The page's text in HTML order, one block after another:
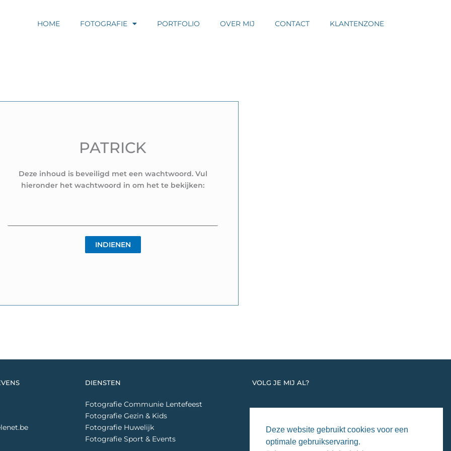
HOME FOTOGRAFIE PORTFOLIO OVER MIJ CONTACT KLANTENZONE
PATRICK
Deze inhoud is beveiligd met een wachtwoord. Vul
hieronder het wachtwoord in om het te bekijken:
DIENSTEN
Fotografie Communie Lentefeest
Fotografie Gezin & Kids
Fotografie Huwelijk
Fotografie Sport & Events
VOLG JE MIJ AL?
Deze website gebruikt cookies voor een
optimale gebruikservaring.